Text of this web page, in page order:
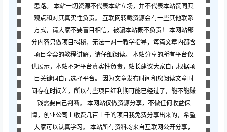
思路。 本站一切资源不代表本站立场，并不代表本站赞同其
观点和对其真实性负责。 互联网转载资源会有一些其他联系
方式，请大家不要盲目相信，被骗本站概不负责！ 本网站部
分内容只做项目揭秘，无法一对一教学指导，每篇文章内都含
项目全套的教程讲解，请仔细阅读。 本站分享的所有平台仅
供展示，本站不对平台真实性负责，站长建议大家自己根据项
目关键词自己选择平台。 因为文章发布时间和您阅读文章时
间存在时间差，所以有些项目红利期可能已经过了，能不能赚
钱需要自己判断。 本网站仅做资源分享，不做任何收益保
障，创业公司上收费几百上千的项目我免费分享出来的，希望
大家可以认真学习。 本站所有资料均来自互联网公开分享，